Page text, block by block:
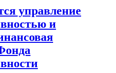
управление
и